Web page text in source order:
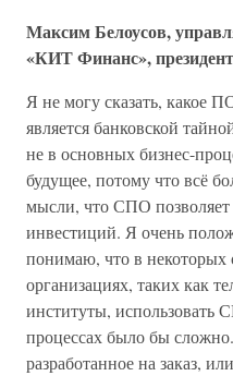
Максим Белоусов,
«КИТ Финанс»,
Я не могу сказать, какое
является банковской
не в основных бизнес-
будущее, потому что всё
мысли, что СПО позволяет
инвестиций. Я очень
понимаю, что в некоторых
организациях, таких как
институты, использовать
процессах было бы
разработанное на заказ,